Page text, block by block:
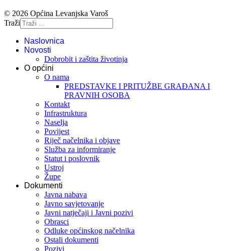
© 2026 Općina Levanjska Varoš
Traži
Naslovnica
Novosti
Dobrobit i zaštita životinja
O općini
O nama
PREDSTAVKE I PRITUŽBE GRAĐANA I
PRAVNIH OSOBA
Kontakt
Infrastruktura
Naselja
Povijest
Riječ načelnika i objave
Služba za informiranje
Statut i poslovnik
Ustroj
Župe
Dokumenti
Javna nabava
Javno savjetovanje
Javni natječaji i Javni pozivi
Obrasci
Odluke općinskog načelnika
Ostali dokumenti
Pozivi